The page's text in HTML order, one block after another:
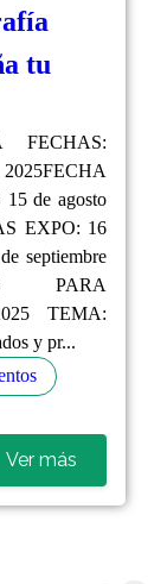
tu
FECHAS:
de agosto
EXPO: 16
septiembre
PARA
TEMA:
y pr...
Ver más